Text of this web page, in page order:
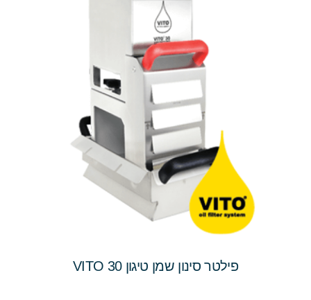
פילטר סינון שמן טיגון VITO 30